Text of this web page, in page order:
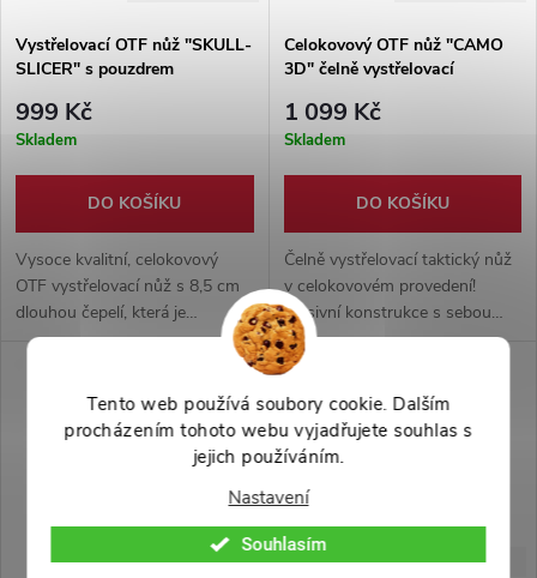
Tento web používá soubory cookie. Dalším
procházením tohoto webu vyjadřujete souhlas s
jejich používáním.
Nastavení
Souhlasím
Vystřelovací OTF nůž "SKULL-
SLICER" s pouzdrem
999 Kč
Skladem
DO KOŠÍKU
Vysoce kvalitní, celokovový
OTF vystřelovací nůž s 8,5 cm
dlouhou čepelí, která je
oboustranně ostřená. Nerezová
ocel 3cr13. Hrot na rozbití skla.
Nylonové pouzdro na opasek.
Celokovový OTF nůž "CAMO
3D" čelně vystřelovací
1 099 Kč
Skladem
DO KOŠÍKU
Čelně vystřelovací taktický nůž
v celokovovém provedení!
Masivní konstrukce s sebou
nese i kvalitní klip na opasek a
hrot na rozbíjení skla!
Maskovaný design.
2 199 Kč
-41% 1 999 Kč
-35%